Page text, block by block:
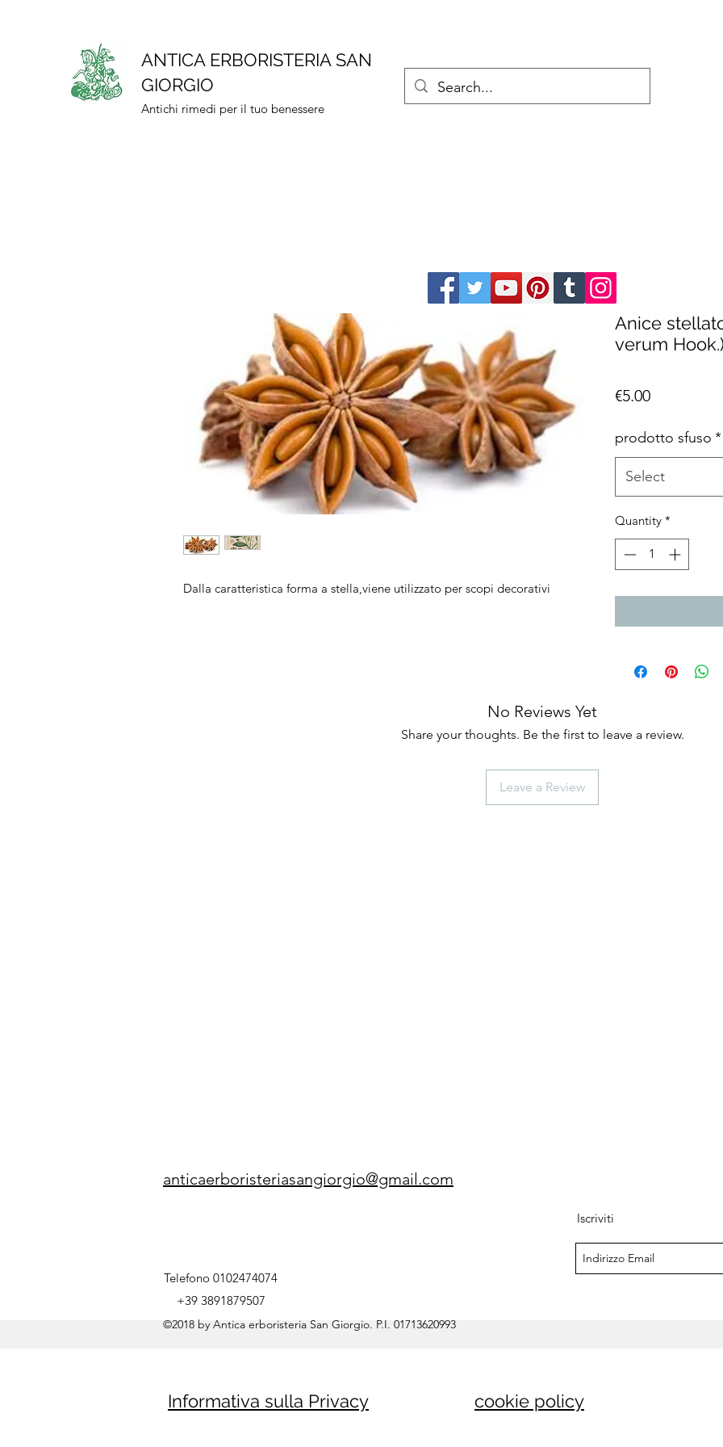
ANTICA ERBORISTERIA SAN
GIORGIO
Antichi rimedi per il tuo benessere
Dalla caratteristica forma a stella,viene utilizzato per scopi decorativi
Anice
verum Hook.)
€5.00Price
prodotto sfuso *
Select
Quantity *
No Reviews Yet
Share your thoughts. Be the first to leave a review.
Leave a Review
anticaerboristeriasangiorgio@gmail.com
Telefono 0102474074
+39 3891879507
Iscriviti
©2018 by Antica erboristeria San Giorgio. P.I. 01713620993
Informativa sulla Privacy cookie policy